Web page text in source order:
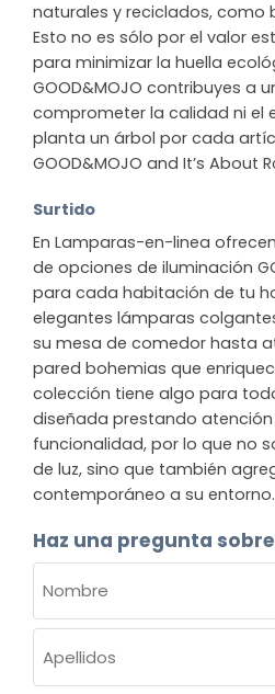
naturales y reciclados, como
Esto no es sólo por el valor
para minimizar la huella
GOOD&MOJO contribuyes a
comprometer la calidad ni el
planta un árbol por cada
GOOD&MOJO and It’s About
Surtido
En Lamparas-en-linea
de opciones de iluminación
para cada habitación de tu
elegantes lámparas
su mesa de comedor hasta
pared bohemias que
colección tiene algo para
diseñada prestando atención
funcionalidad, por lo que no
de luz, sino que también
contemporáneo a su entorno.
Haz una pregunta
(OBLIGATORIO)
Nombre